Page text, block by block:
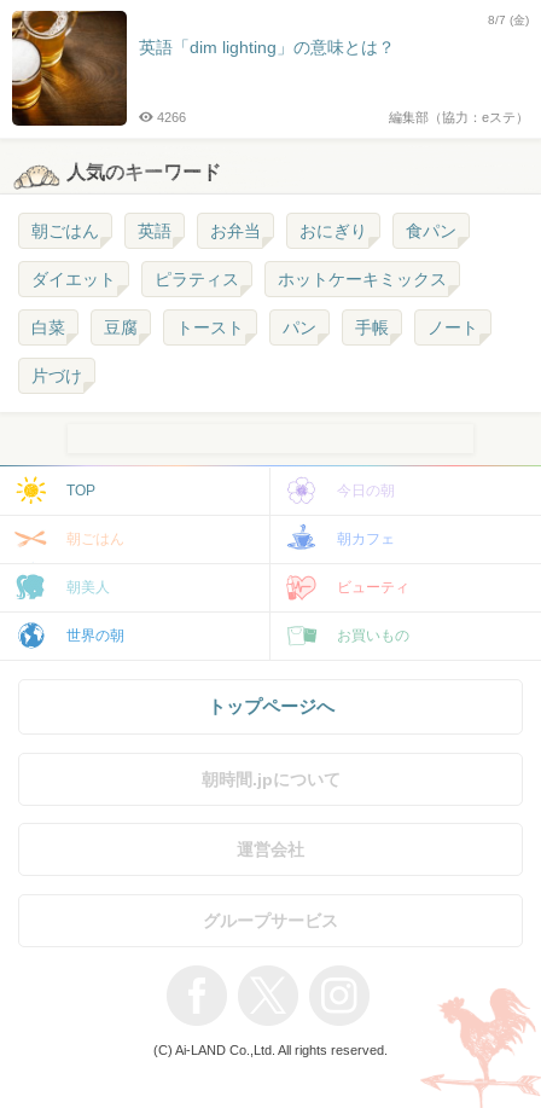
8/7 (金)
英語「dim lighting」の意味とは？
編集部（協力：eステ）
4266
人気のキーワード
朝ごはん 英語 お弁当 おにぎり 食パン
ダイエット ピラティス ホットケーキミックス
白菜 豆腐 トースト パン 手帳 ノート
片づけ
TOP 今日の朝
朝ごはん 朝カフェ
朝美人 ビューティ
世界の朝 お買いもの
トップページへ
朝時間.jpについて
運営会社
グループサービス
(C) Ai-LAND Co.,Ltd. All rights reserved.